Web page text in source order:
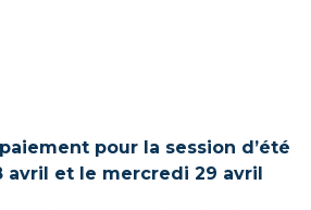
pour la session d’été
avril et le mercredi 29 avril